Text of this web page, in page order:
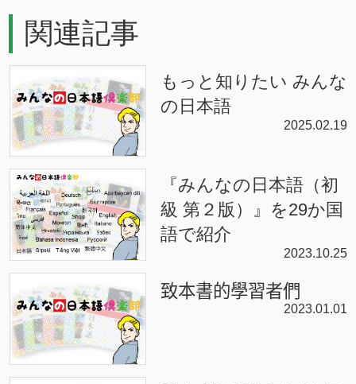
関連記事
もっと知りたい みんな
の日本語
2025.02.19
『みんなの日本語（初
級 第２版）』を29か国
語で紹介
2023.10.25
致本書的學習者們
2023.01.01